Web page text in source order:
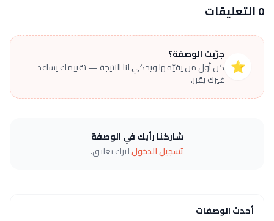
0 التعليقات
⭐
جرّبت الوصفة؟
كن أول من يقيّمها ويحكي لنا النتيجة — تقييمك يساعد
غيرك يقرر.
شاركنا رأيك في الوصفة
تسجيل الدخوللترك تعليق.
أحدث الوصفات